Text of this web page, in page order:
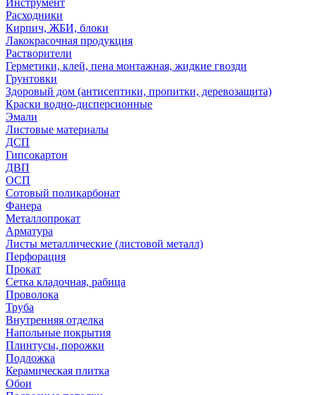
Инструмент
Расходники
Кирпич, ЖБИ, блоки
Лакокрасочная продукция
Растворители
Герметики, клей, пена монтажная, жидкие гвозди
Грунтовки
Здоровый дом (антисептики, пропитки, деревозащита)
Краски водно-дисперсионные
Эмали
Листовые материалы
ДСП
Гипсокартон
ДВП
ОСП
Сотовый поликарбонат
Фанера
Металлопрокат
Арматура
Листы металлические (листовой металл)
Перфорация
Прокат
Сетка кладочная, рабица
Проволока
Труба
Внутренняя отделка
Напольные покрытия
Плинтусы, порожки
Подложка
Керамическая плитка
Обои